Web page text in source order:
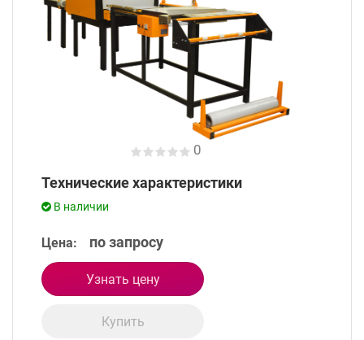
0
Технические характеристики
В наличии
Цена: по запросу
Узнать цену
Купить